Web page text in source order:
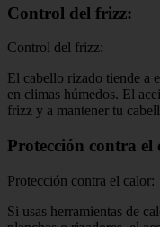
Control del frizz:
Control del frizz:
El cabello rizado tiende a
en climas húmedos. El
frizz y a mantener tu
Protección contra el
Protección contra el calor:
Si usas herramientas de